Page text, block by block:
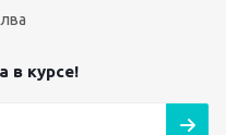
в курсе!